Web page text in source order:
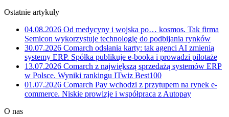
Ostatnie artykuły
04.08.2026 Od medycyny i wojska po… kosmos. Tak firma
Semicon wykorzystuje technologię do podbijania rynków
30.07.2026 Comarch odsłania karty: tak agenci AI zmienią
systemy ERP. Spółka publikuje e-booka i prowadzi pilotaże
13.07.2026 Comarch z największą sprzedażą systemów ERP
w Polsce. Wyniki rankingu ITwiz Best100
01.07.2026 Comarch Pay wchodzi z przytupem na rynek e-
commerce. Niskie prowizje i współpraca z Autopay
O nas